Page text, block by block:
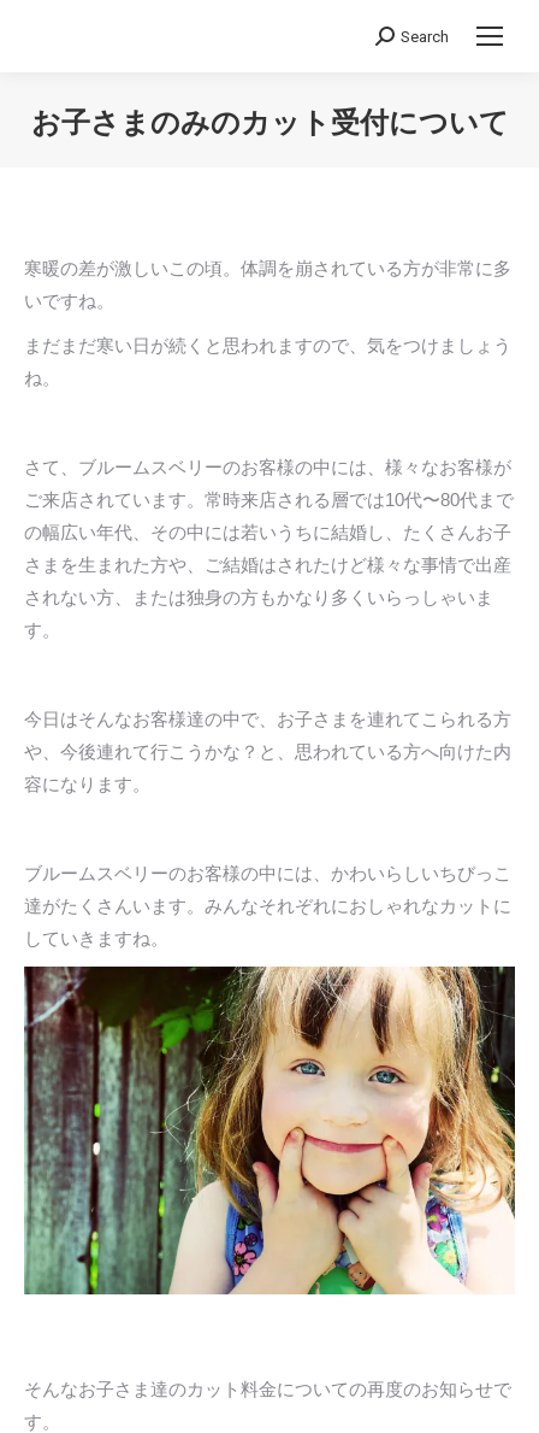
Search:
Search
お子さまのみのカット受付について
寒暖の差が激しいこの頃。体調を崩されている方が非常に多
いですね。
まだまだ寒い日が続くと思われますので、気をつけましょう
ね。
さて、ブルームスベリーのお客様の中には、様々なお客様が
ご来店されています。常時来店される層では10代〜80代まで
の幅広い年代、その中には若いうちに結婚し、たくさんお子
さまを生まれた方や、ご結婚はされたけど様々な事情で出産
されない方、または独身の方もかなり多くいらっしゃいま
す。
今日はそんなお客様達の中で、お子さまを連れてこられる方
や、今後連れて行こうかな？と、思われている方へ向けた内
容になります。
ブルームスベリーのお客様の中には、かわいらしいちびっこ
達がたくさんいます。みんなそれぞれにおしゃれなカットに
していきますね。
そんなお子さま達のカット料金についての再度のお知らせで
す。